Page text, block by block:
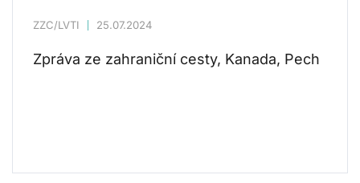
ZZC/LVTI 25.07.2024
Zpráva ze zahraniční cesty, Kanada, Pech